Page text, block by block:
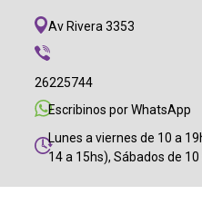
Av Rivera 3353
26225744
Escribinos por WhatsApp
Lunes a viernes de 10 a
14 a 15hs), Sábados de 10